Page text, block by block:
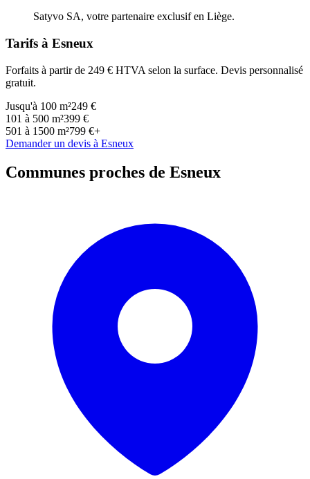
Satyvo SA, votre partenaire exclusif en Liège.
Tarifs à Esneux
Forfaits à partir de 249 € HTVA selon la surface. Devis personnalisé
gratuit.
Jusqu'à 100 m²249 €
101 à 500 m²399 €
501 à 1500 m²799 €+
Demander un devis à Esneux
Communes proches de Esneux